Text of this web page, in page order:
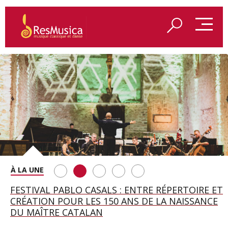
SAINT FRANÇOIS D’ASSISE À SALZBOURG, UNE
SOIRÉE IMMENSE PORTÉE PAR ROMEO
CASTELLUCCI ET MAXIME PASCAL
FESTIVAL PABLO CASALS : ENTRE RÉPERTOIRE ET
CRÉATION POUR LES 150 ANS DE LA NAISSANCE
DU MAÎTRE CATALAN
A BAYREUTH, LE 150E ANNIVERSAIRE DU RING
WAGNÉRIEN GÉNÉRÉ PAR L’IA
BETSY JOLAS FÊTE SON CENTIÈME
ANNIVERSAIRE
GEORGE BENJAMIN : « MES PARENTS AVAIENT
CETTE EXIGENCE DE L’OBJET CISELÉ »